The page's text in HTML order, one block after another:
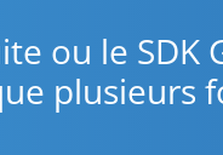
ou le SDK
plusieurs